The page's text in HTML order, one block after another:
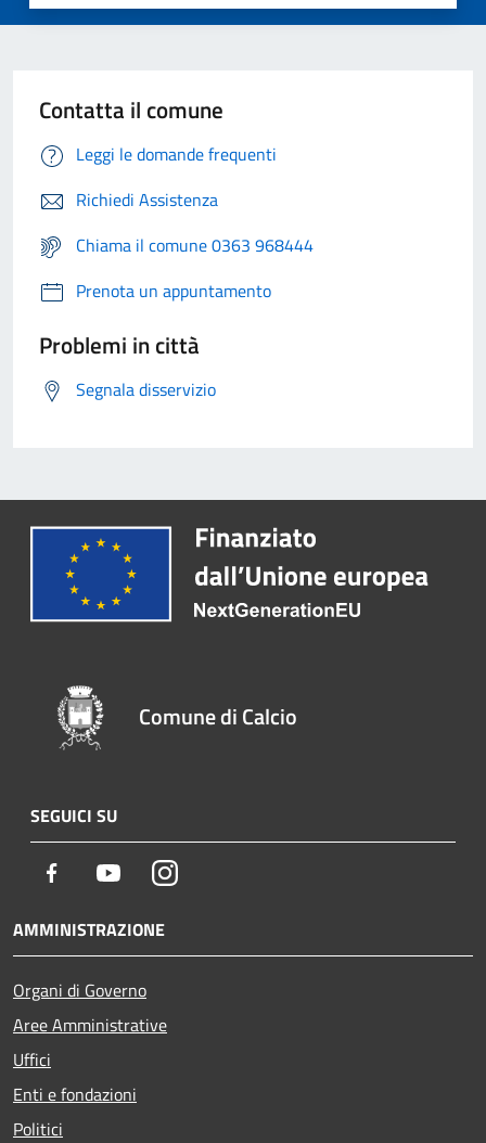
Contatta il comune
Leggi le domande frequenti
Richiedi Assistenza
Chiama il comune 0363 968444
Prenota un appuntamento
Problemi in città
Segnala disservizio
Comune di Calcio
SEGUICI SU
Facebook YoutubeInstagram
AMMINISTRAZIONE
Organi di Governo
Aree Amministrative
Uffici
Enti e fondazioni
Politici